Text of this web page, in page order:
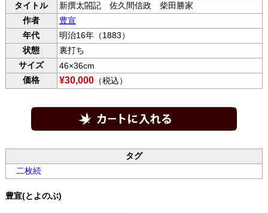
タイトル
新撰太閤記 佐久間信政 柴田勝家
作者
豊宣
年代
明治16年（1883）
状態
裏打ち
サイズ
46×36cm
価格
¥30,000（税込）
タグ
二枚続
豊宣(とよのぶ)